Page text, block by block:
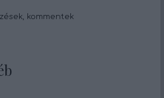
, kommentek